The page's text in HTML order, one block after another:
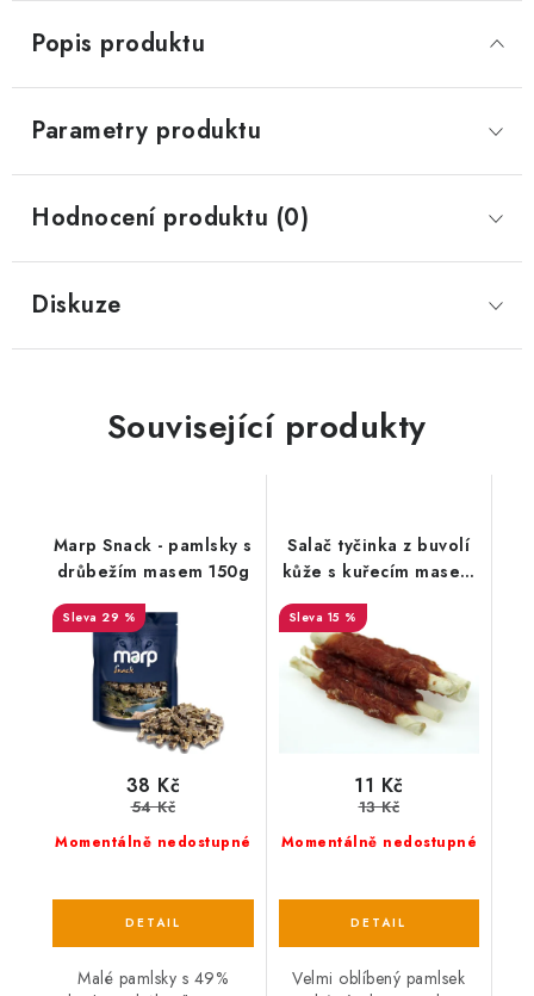
Popis produktu
Parametry produktu
Hodnocení produktu (0)
Diskuze
Související produkty
Marp Snack - pamlsky s
drůbežím masem 150g
29 %
Momentálně nedostupné
38 Kč
54 Kč
Malé pamlsky s 49%
Salač tyčinka z buvolí
kůže s kuřecím masem
15 %
Momentálně nedostupné
11 Kč
13 Kč
Velmi oblíbený pamlsek